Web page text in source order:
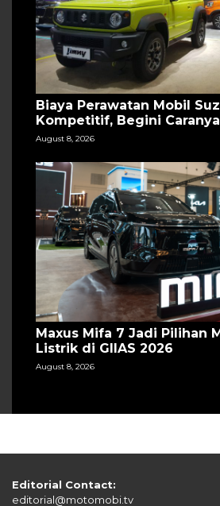
Biaya Perawatan Mobil
Kompetitif, Begini
August 8, 2026
Maxus Mifa 7 Jadi Pilihan
Listrik di GIIAS 2026
August 8, 2026
Editorial Contact:
editorial@motomobi.tv